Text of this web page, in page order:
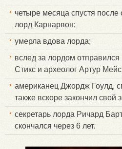
четыре месяца спустя
лорд Карнарвон;
умерла вдова лорда;
вслед за лордом
Стикс и археолог Артур
американец Джордж Гоулд,
также вскоре закончил свой
секретарь лорда Ричард
скончался через 6 лет.